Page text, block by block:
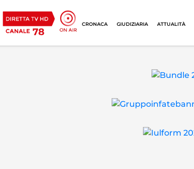
CRONACA GIUDIZIARIA ATTUALITÀ